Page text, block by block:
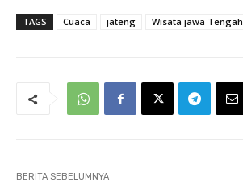
TAGS Cuaca jateng Wisata jawa Tengah
BERITA SEBELUMNYA